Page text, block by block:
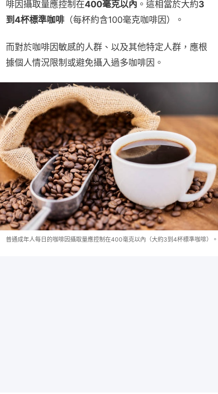
啡因攝取量應控制在400毫克以內 。這相當於大約3
到4杯標準咖啡 （每杯約含100毫克咖啡因）。
而對於咖啡因敏感的人群、以及其他特定人群，應根
據個人情況限制或避免攝入過多咖啡因。
普通成年人每日的咖啡因攝取量應控制在400毫克以內（大約3到4杯標準咖啡）。